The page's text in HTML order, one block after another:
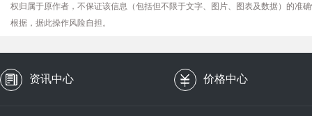
权归属于原作者，不保证该信息（包括但不限于文字、图片、图表及数据）的准
根据，据此操作风险自担。
资讯中心 价格中心